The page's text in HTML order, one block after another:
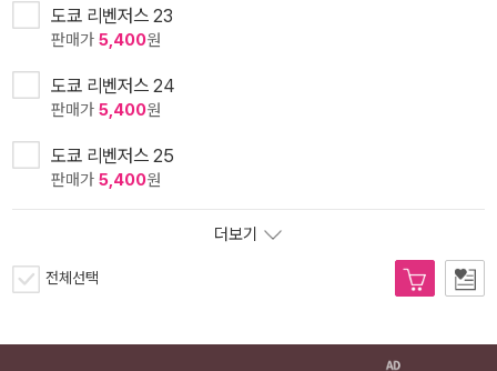
도쿄 리벤저스 23
판매가 5,400원
도쿄 리벤저스 24
판매가 5,400원
도쿄 리벤저스 25
판매가 5,400원
더보기
전체선택